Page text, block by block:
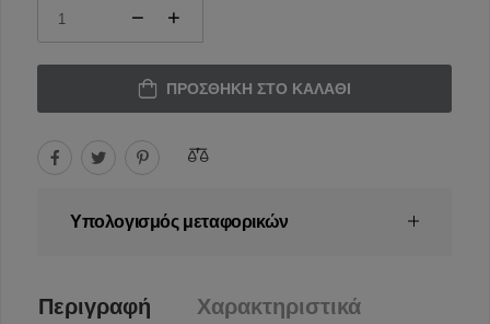
ΠΡΟΣΘΉΚΗ ΣΤΟ ΚΑΛΆΘΙ
Υπολογισμός μεταφορικών
Περιγραφή Χαρακτηριστικά